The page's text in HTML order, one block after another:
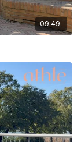
09:49